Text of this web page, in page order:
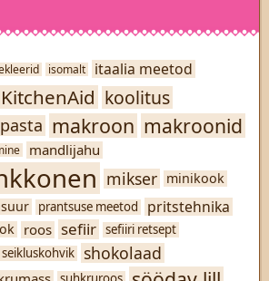
isomalt itaalia meetod
KitchenAid koolitus
makroon makroonid
mandlijahu
mikser minikook
prantsuse meetod pritstehnika
roos sefiir sefiiri retsept
seikluskohvik shokolaad